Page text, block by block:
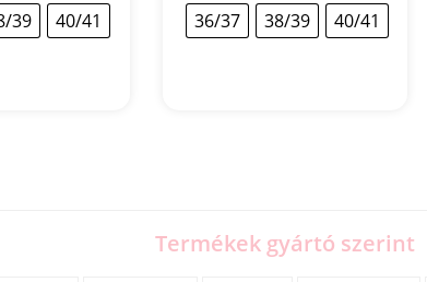
39 40/41 36/37 38/39 40/41
Termékek gyártó szerint